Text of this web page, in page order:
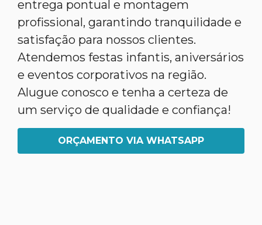
entrega pontual e montagem
profissional, garantindo tranquilidade e
satisfação para nossos clientes.
Atendemos festas infantis, aniversários
e eventos corporativos na região.
Alugue conosco e tenha a certeza de
um serviço de qualidade e confiança!
ORÇAMENTO VIA WHATSAPP